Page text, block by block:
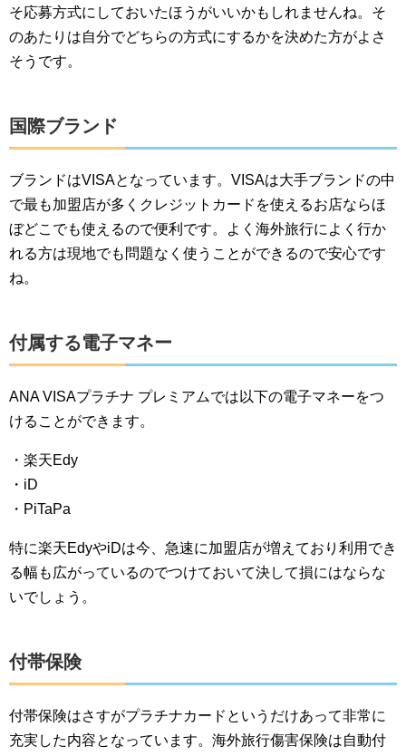
そ応募方式にしておいたほうがいいかもしれませんね。そ
のあたりは自分でどちらの方式にするかを決めた方がよさ
そうです。
国際ブランド
ブランドはVISAとなっています。VISAは大手ブランドの中
で最も加盟店が多くクレジットカードを使えるお店ならほ
ぼどこでも使えるので便利です。よく海外旅行によく行か
れる方は現地でも問題なく使うことができるので安心です
ね。
付属する電子マネー
ANA VISAプラチナ プレミアムでは以下の電子マネーをつ
けることができます。
・楽天Edy
・iD
・PiTaPa
特に楽天EdyやiDは今、急速に加盟店が増えており利用でき
る幅も広がっているのでつけておいて決して損にはならな
いでしょう。
付帯保険
付帯保険はさすがプラチナカードというだけあって非常に
充実した内容となっています。海外旅行傷害保険は自動付